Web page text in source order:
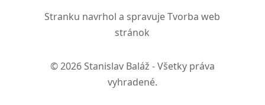
Stranku navrhol a spravujeTvorba web
stránok
© 2026 Stanislav Baláž - Všetky práva
vyhradené.